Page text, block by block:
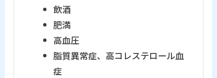
飲酒
肥満
高血圧
脂質異常症、高コレステロール血
症